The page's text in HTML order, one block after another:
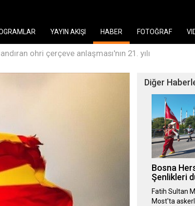
YAYIN AKIŞI HABER FOTOĞRAF
ohri çerçeve anlaşması'nın 21. yılı
Diğer
Bosna
Şenlikleri
Fatih Sultan
Most'ta